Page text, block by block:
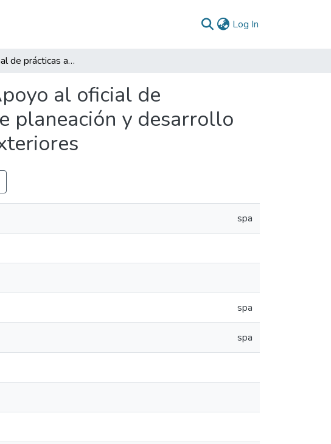
Log In
Informe final de prácticas administrativas - Apoyo al oficial de protección de datos para la oficina asesora de planeación y desarrollo organizacional del ministerio de relaciones exteriores
al oficial de
planeación y desarrollo
spa
spa
spa